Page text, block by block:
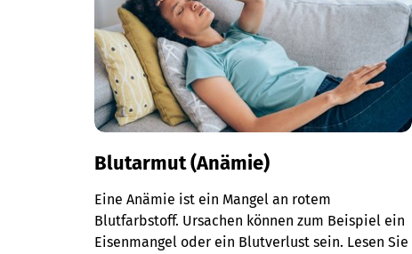
Blutarmut (Anämie)
Eine Anämie ist ein Mangel an rotem
Blutfarbstoff. Ursachen können zum Beispiel ein
Eisenmangel oder ein Blutverlust sein. Lesen Sie